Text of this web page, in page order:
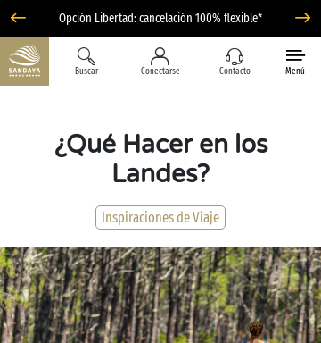
Opción Libertad: cancelación 100% flexible*
Buscar Conectarse Contacto Menú
¿Qué Hacer en los
Landes?
Inspiraciones de Viaje